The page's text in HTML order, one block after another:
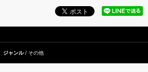
ジャンル その他